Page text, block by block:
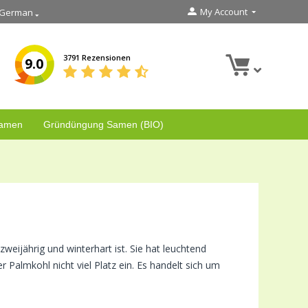
German My Account
9.0 3791 Rezensionen
Gründüngung Samen (BIO)
und winterhart ist. Sie hat leuchtend
nicht viel Platz ein. Es handelt sich um